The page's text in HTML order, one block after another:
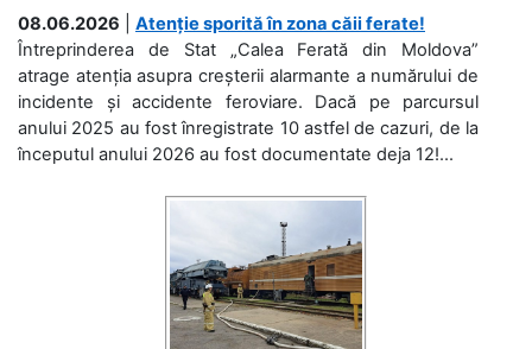
08.06.2026
Atenție sporită în zona căii ferate!
Întreprinderea de Stat „Calea Ferată din Moldova”
atrage atenția asupra creșterii alarmante a numărului de
incidente și accidente feroviare. Dacă pe parcursul
anului 2025 au fost înregistrate 10 astfel de cazuri, de la
începutul anului 2026 au fost documentate deja 12!...